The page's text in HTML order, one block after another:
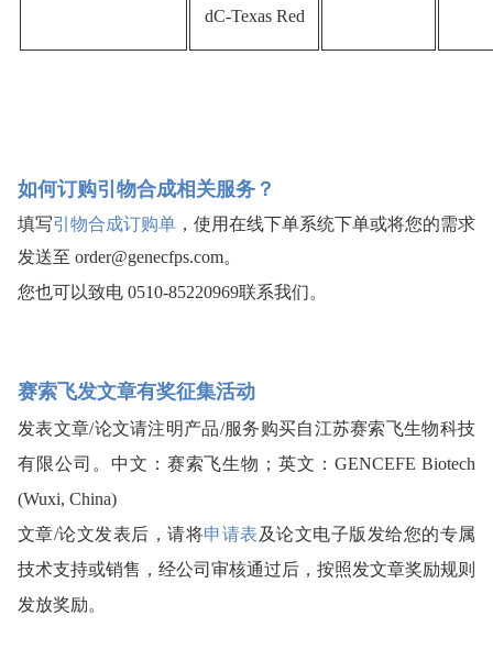
dC-Texas Red
如何订购引物合成相关服务？
填写引物合成订购单 ，使用在线下单系统下单或将您的需求
发送至 order@genecfps.com。
您也可以致电 0510-85220969联系我们。
赛索飞发文章有奖征集活动
发表文章/论文请注明产品/服务购买自江苏赛索飞生物科技
有限公司。中文：赛索飞生物；英文：GENCEFE Biotech
(Wuxi, China)
文章/论文发表后，请将申请表 及论文电子版发给您的专属
技术支持或销售，经公司审核通过后，按照发文章奖励规则
发放奖励。